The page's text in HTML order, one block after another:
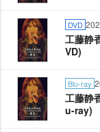
DVD
工藤静
VD)
Blu-ray
工藤静
u-ray)